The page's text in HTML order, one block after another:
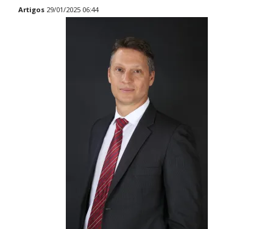
Artigos 29/01/2025 06:44